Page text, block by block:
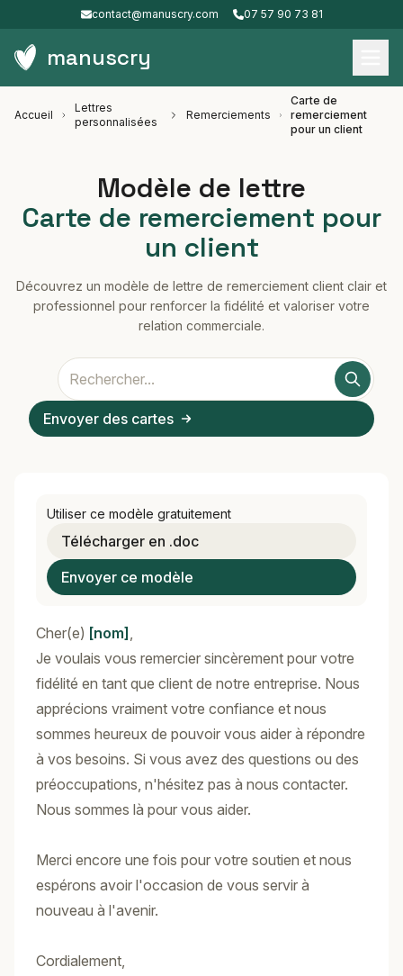
contact@manuscry.com 07 57 90 73 81
manuscry
Accueil
Lettres
personnalisées
Remerciements
Carte de
remerciement
pour un client
Modèle de lettre
Carte de remerciement pour
un client
Découvrez un modèle de lettre de remerciement client clair et
professionnel pour renforcer la fidélité et valoriser votre
relation commerciale.
Envoyer des cartes
Utiliser ce modèle gratuitement
Télécharger en .doc
Envoyer ce modèle
Cher(e) [nom] ,
Je voulais vous remercier sincèrement pour votre
fidélité en tant que client de notre entreprise. Nous
apprécions vraiment votre confiance et nous
sommes heureux de pouvoir vous aider à répondre
à vos besoins. Si vous avez des questions ou des
préoccupations, n'hésitez pas à nous contacter.
Nous sommes là pour vous aider.
Merci encore une fois pour votre soutien et nous
espérons avoir l'occasion de vous servir à
nouveau à l'avenir.
Cordialement,